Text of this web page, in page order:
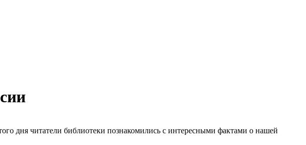
дня читатели библиотеки познакомились с интересными фактами о нашей